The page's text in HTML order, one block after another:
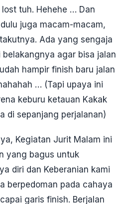
tuh. Hehehe … Dan
juga macam-macam,
Ada yang sengaja
agar bisa jalan
hampir finish baru jalan
… (Tapi upaya ini
keburu ketauan Kakak
di sepanjang perjalanan)
Kegiatan Jurit Malam ini
yang bagus untuk
diri dan Keberanian kami
berpedoman pada cahaya
garis finish. Berjalan